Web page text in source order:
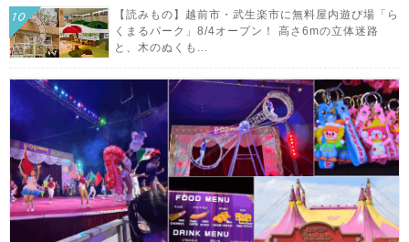
【読みもの】越前市・武生楽市に無料屋内遊び場「ら
くまるパーク」8/4オープン！ 高さ6mの立体迷路
と、木のぬくも...